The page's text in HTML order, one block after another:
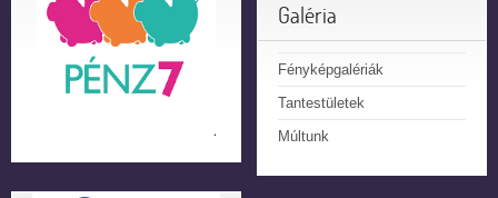
Galéria
Fényképgalériák
Tantestületek
Múltunk